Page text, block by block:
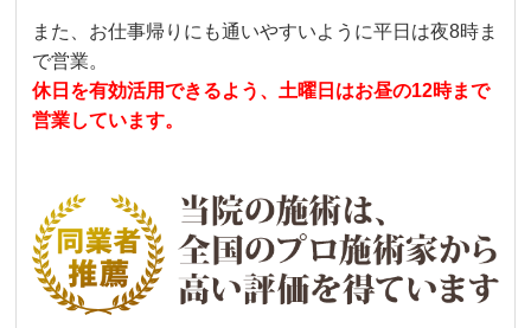
また、お仕事帰りにも通いやすいように平日は夜8時ま
で営業。
休日を有効活用できるよう、土曜日はお昼の12時まで
営業しています。